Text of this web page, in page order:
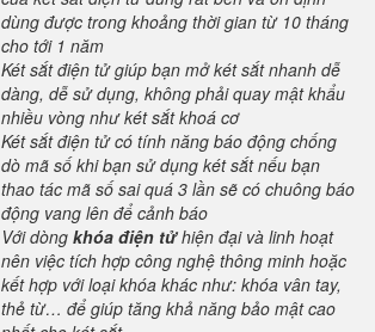
dùng được trong khoảng thời gian từ 10 tháng
cho tới 1 năm
Két sắt điện tử giúp bạn mở két sắt nhanh dễ
dàng, dễ sử dụng, không phải quay mật khẩu
nhiều vòng như két sắt khoá cơ
Két sắt điện tử có tính năng báo động chống
dò mã số khi bạn sử dụng két sắt nếu bạn
thao tác mã số sai quá 3 lần sẽ có chuông báo
động vang lên để cảnh báo
Với dòng khóa điện tửhiện đại và linh hoạt
nên việc tích hợp công nghệ thông minh hoặc
kết hợp với loại khóa khác như: khóa vân tay,
thẻ từ… để giúp tăng khả năng bảo mật cao